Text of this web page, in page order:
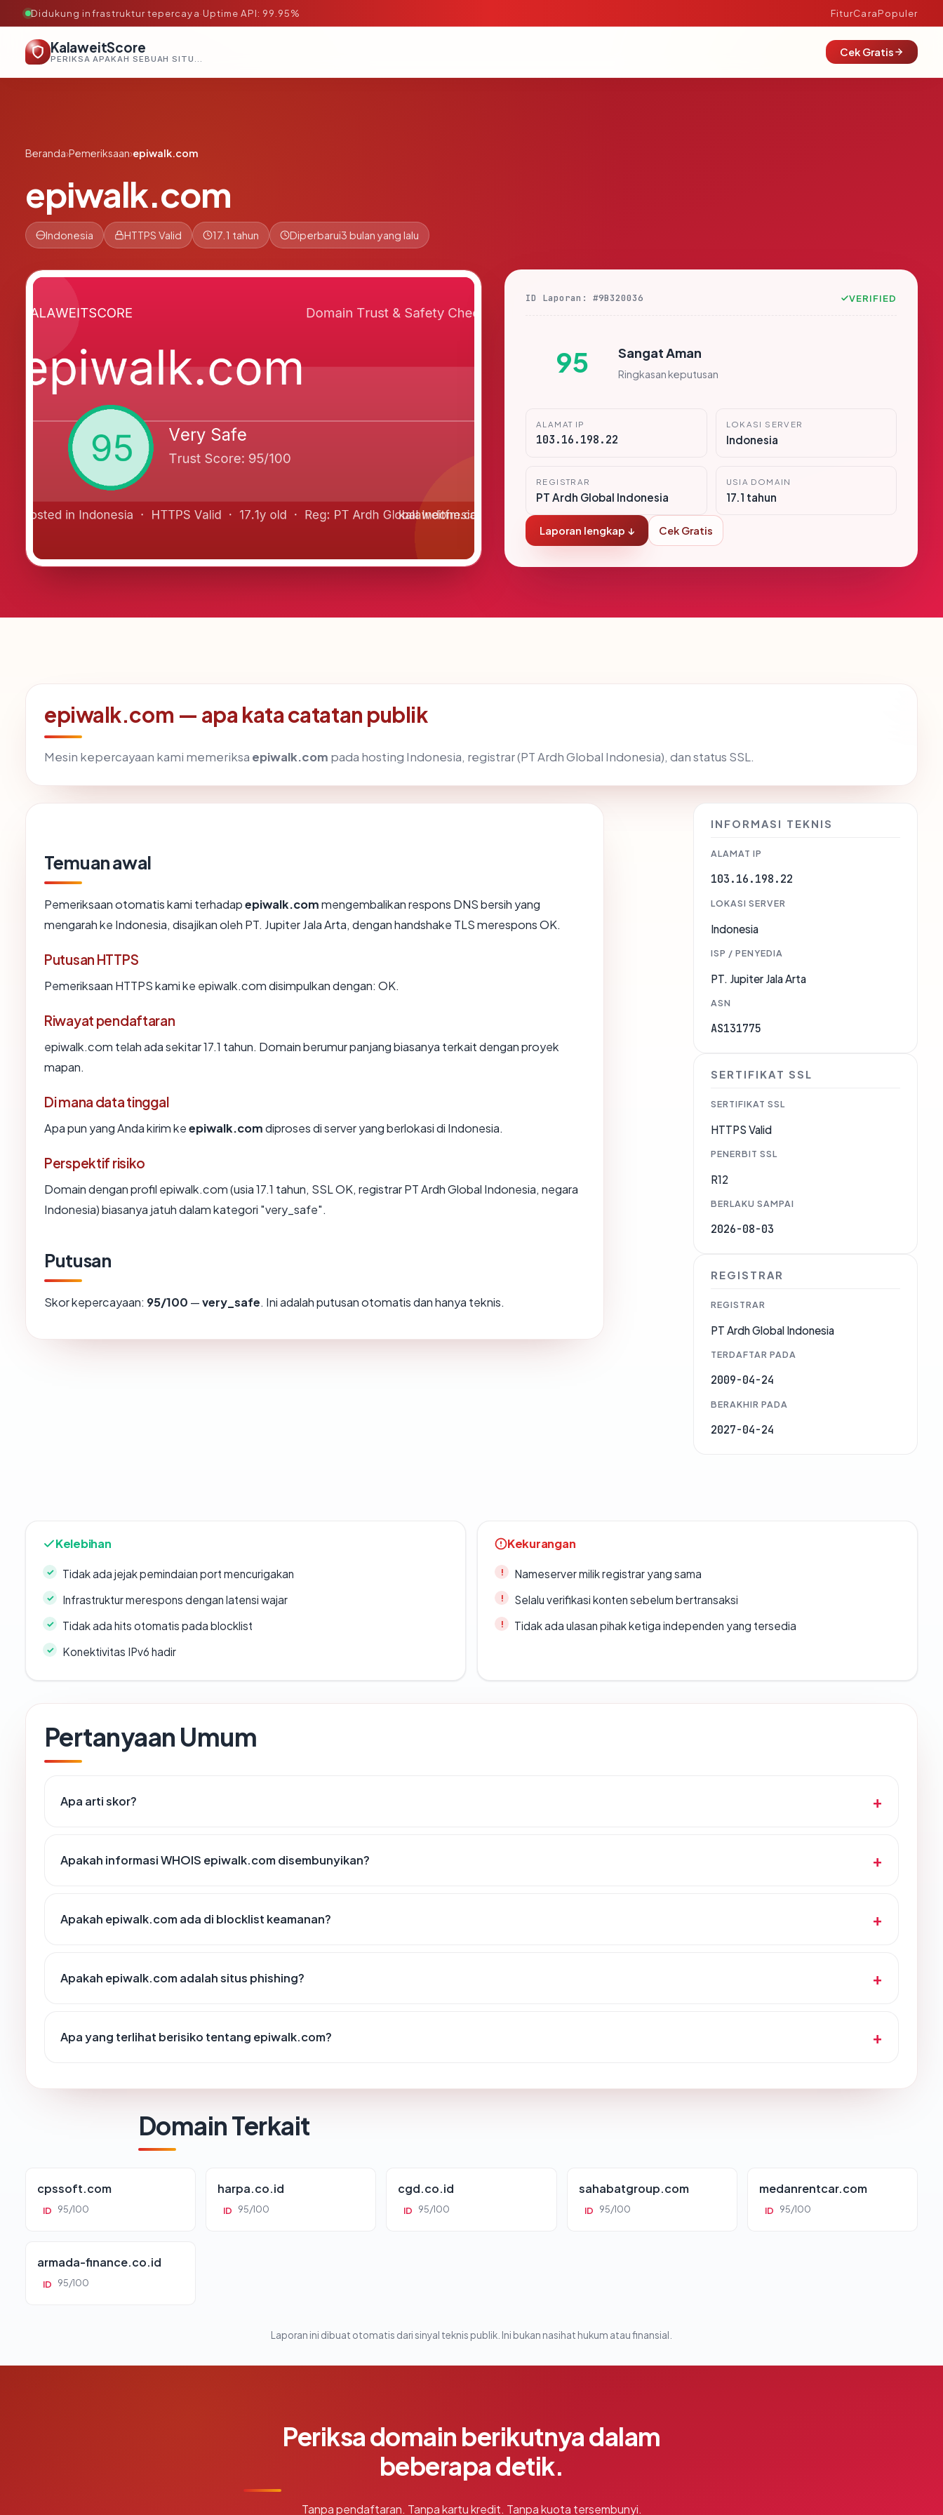
Didukung infrastruktur tepercaya·Uptime API: 99.95% FiturCaraPopuler
KalaweitScore
PERIKSA APAKAH SEBUAH SITUS AMAN, TEPERCAYA, DAN TERVERIFIKASI DALAM HITUNGAN DETIK.
Cek Gratis
Beranda›Pemeriksaan›epiwalk.com
epiwalk.com
Indonesia HTTPS Valid 17.1 tahun Diperbarui3 bulan yang lalu
ID Laporan: #9B320036 VERIFIED
95 Sangat Aman
Ringkasan keputusan
ALAMAT IP
103.16.198.22
LOKASI SERVER
Indonesia
REGISTRAR
PT Ardh Global Indonesia
USIA DOMAIN
17.1 tahun
Laporan lengkap ↓ Cek Gratis
epiwalk.com — apa kata catatan publik
Mesin kepercayaan kami memeriksa epiwalk.com pada hosting Indonesia, registrar (PT Ardh Global Indonesia), dan status SSL.
Temuan awal
Pemeriksaan otomatis kami terhadapepiwalk.commengembalikan respons DNS bersih yang
mengarah ke Indonesia, disajikan oleh PT. Jupiter Jala Arta, dengan handshake TLS merespons OK.
Putusan HTTPS
Pemeriksaan HTTPS kami ke epiwalk.com disimpulkan dengan: OK.
Riwayat pendaftaran
epiwalk.com telah ada sekitar 17.1 tahun. Domain berumur panjang biasanya terkait dengan proyek
mapan.
Di mana data tinggal
Apa pun yang Anda kirim keepiwalk.comdiproses di server yang berlokasi di Indonesia.
Perspektif risiko
Domain dengan profil epiwalk.com (usia 17.1 tahun, SSL OK, registrar PT Ardh Global Indonesia, negara
Indonesia) biasanya jatuh dalam kategori "very_safe".
Putusan
Skor kepercayaan: 95/100 —very_safe. Ini adalah putusan otomatis dan hanya teknis.
INFORMASI TEKNIS
ALAMAT IP
103.16.198.22
LOKASI SERVER
Indonesia
ISP / PENYEDIA
PT. Jupiter Jala Arta
ASN
AS131775
SERTIFIKAT SSL
SERTIFIKAT SSL
HTTPS Valid
PENERBIT SSL
R12
BERLAKU SAMPAI
2026-08-03
REGISTRAR
REGISTRAR
PT Ardh Global Indonesia
TERDAFTAR PADA
2009-04-24
BERAKHIR PADA
2027-04-24
Kelebihan
Tidak ada jejak pemindaian port mencurigakan
Infrastruktur merespons dengan latensi wajar
Tidak ada hits otomatis pada blocklist
Konektivitas IPv6 hadir
Kekurangan
Nameserver milik registrar yang sama
Selalu verifikasi konten sebelum bertransaksi
Tidak ada ulasan pihak ketiga independen yang tersedia
Pertanyaan Umum
Apa arti skor?
Apakah informasi WHOIS epiwalk.com disembunyikan?
Apakah epiwalk.com ada di blocklist keamanan?
Apakah epiwalk.com adalah situs phishing?
Apa yang terlihat berisiko tentang epiwalk.com?
Domain Terkait
cpssoft.com
ID 95/100
harpa.co.id
ID 95/100
cgd.co.id
ID 95/100
sahabatgroup.com
ID 95/100
medanrentcar.com
ID 95/100
armada-finance.co.id
ID 95/100
Laporan ini dibuat otomatis dari sinyal teknis publik. Ini bukan nasihat hukum atau finansial.
Periksa domain berikutnya dalam
beberapa detik.
Tanpa pendaftaran. Tanpa kartu kredit. Tanpa kuota tersembunyi.